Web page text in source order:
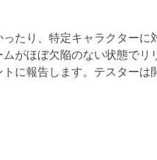
たり、特定キャラクターに
がほぼ欠陥のない状態でリ
に報告します。テスターは